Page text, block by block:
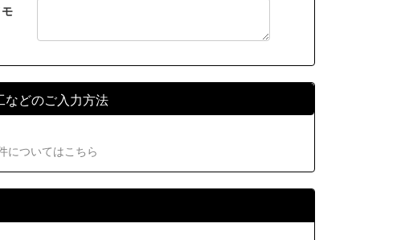
などのご入力方法
についてはこちら